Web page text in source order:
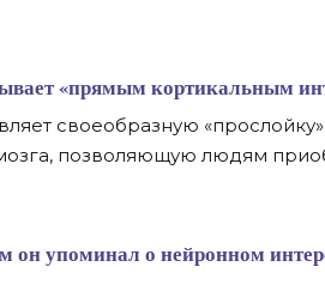
«прямым кортикальным
своеобразную
позволяющую людям
упоминал о нейронном